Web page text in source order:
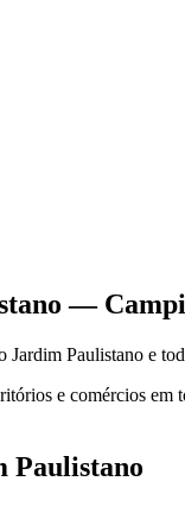
—
Jardim Paulistano e
e comércios
Paulistano